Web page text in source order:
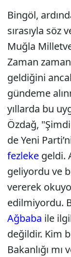
Bingöl,
sırasıyla söz
Muğla
Zaman
geldiğini
gündeme
yıllarda bu
Özdağ, "Şimdi
de Yeni
fezleke geldi.
geliyordu ve
vererek
edilmiyordu.
Ağbaba ile
değildir. Kim
Bakanlığı